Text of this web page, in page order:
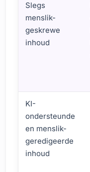
Slegs
menslik-
geskrewe
inhoud
KI-
ondersteunde
en menslik-
geredigeerde
inhoud